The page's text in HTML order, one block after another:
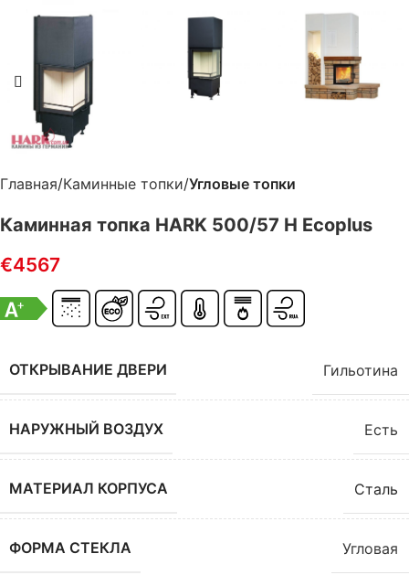
Главная Каминные топки Угловые топки
Каминная топка HARK 500/57 H Ecoplus
€4567
ОТКРЫВАНИЕ ДВЕРИ Гильотина
НАРУЖНЫЙ ВОЗДУХ Есть
МАТЕРИАЛ КОРПУСА Сталь
ФОРМА СТЕКЛА Угловая